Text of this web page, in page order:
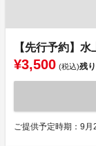
【先行予約】
¥3,500 (税込)残り
ご提供予定時期：9